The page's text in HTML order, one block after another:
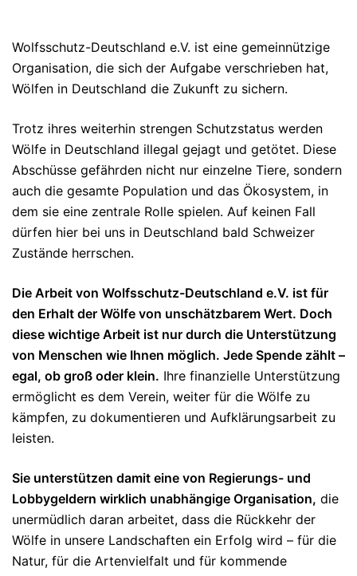
Wolfsschutz-Deutschland e.V. ist eine gemeinnützige
Organisation, die sich der Aufgabe verschrieben hat,
Wölfen in Deutschland die Zukunft zu sichern.
Trotz ihres weiterhin strengen Schutzstatus werden
Wölfe in Deutschland illegal gejagt und getötet. Diese
Abschüsse gefährden nicht nur einzelne Tiere, sondern
auch die gesamte Population und das Ökosystem, in
dem sie eine zentrale Rolle spielen. Auf keinen Fall
dürfen hier bei uns in Deutschland bald Schweizer
Zustände herrschen.
Die Arbeit von Wolfsschutz-Deutschland e.V. ist für
den Erhalt der Wölfe von unschätzbarem Wert. Doch
diese wichtige Arbeit ist nur durch die Unterstützung
von Menschen wie Ihnen möglich. Jede Spende zählt –
egal, ob groß oder klein. Ihre finanzielle Unterstützung
ermöglicht es dem Verein, weiter für die Wölfe zu
kämpfen, zu dokumentieren und Aufklärungsarbeit zu
leisten.
Sie unterstützen damit eine von Regierungs- und
Lobbygeldern wirklich unabhängige Organisation, die
unermüdlich daran arbeitet, dass die Rückkehr der
Wölfe in unsere Landschaften ein Erfolg wird – für die
Natur, für die Artenvielfalt und für kommende